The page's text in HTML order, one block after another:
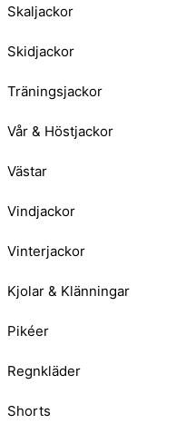
Skaljackor
Skidjackor
Träningsjackor
Vår & Höstjackor
Västar
Vindjackor
Vinterjackor
Kjolar & Klänningar
Pikéer
Regnkläder
Shorts